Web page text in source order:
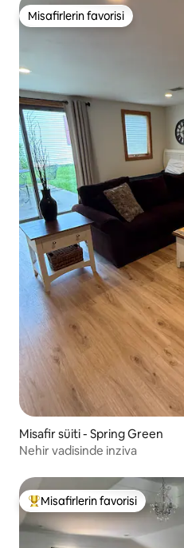
Misafirlerin favorisi
Misafirlerin favorisi
Misafir süiti - Spring Green
Nehir vadisinde inziva
Misafirlerin favorilerinden en
Misafirlerin favorisi